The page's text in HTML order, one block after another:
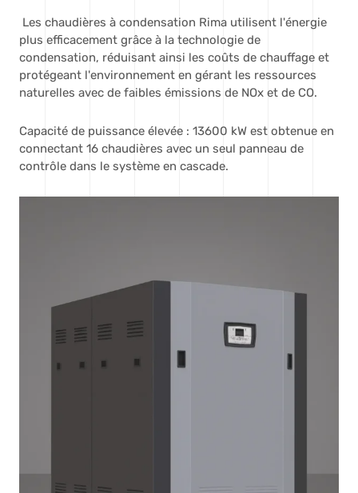
Les chaudières à condensation Rima utilisent l'énergie
plus efficacement grâce à la technologie de
condensation, réduisant ainsi les coûts de chauffage et
protégeant l'environnement en gérant les ressources
naturelles avec de faibles émissions de NOx et de CO.
Capacité de puissance élevée : 13600 kW est obtenue en
connectant 16 chaudières avec un seul panneau de
contrôle dans le système en cascade.